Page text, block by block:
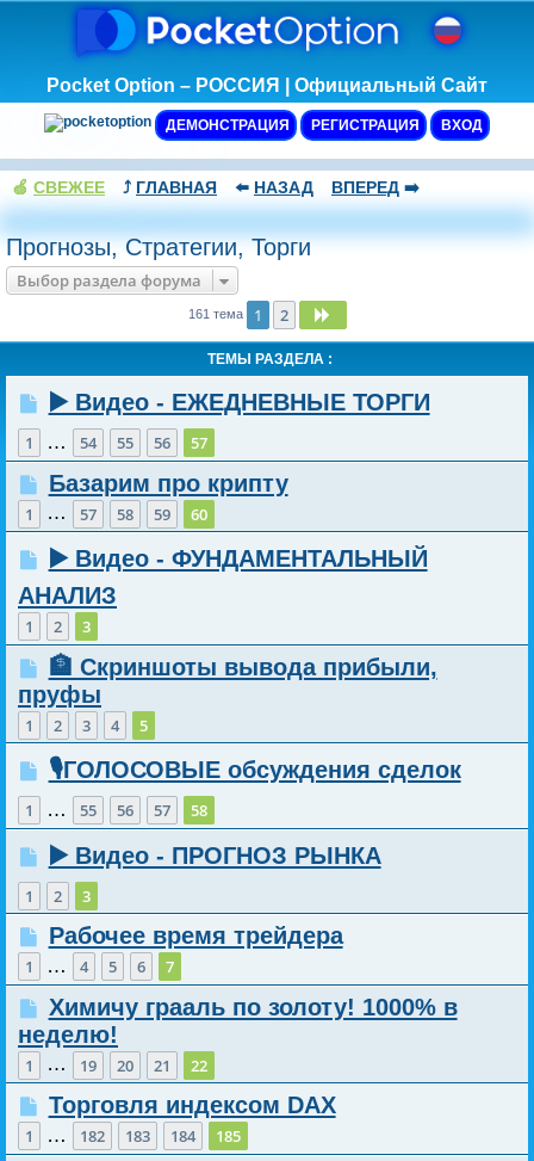
Pocket Option – РОССИЯ | Официальный Сайт
ДЕМОНСТРАЦИЯ РЕГИСТРАЦИЯ ВХОД
🍏 СВЕЖЕЕ ⤴️ ГЛАВНАЯ ⬅️ НАЗАД ВПЕРЕД ➡️
Прогнозы, Стратегии, Торги
Выбор раздела форума
161 тема 1 2
ТЕМЫ РАЗДЕЛА :
▶️ Видео - ЕЖЕДНЕВНЫЕ ТОРГИ
1 … 54 55 56 57
Базарим про крипту
1 … 57 58 59 60
▶️ Видео - ФУНДАМЕНТАЛЬНЫЙ
АНАЛИЗ
1 2 3
🏦 Скриншоты вывода прибыли,
пруфы
1 2 3 4 5
🎙️ГОЛОСОВЫЕ обсуждения сделок
1 … 55 56 57 58
▶️ Видео - ПРОГНОЗ РЫНКА
1 2 3
Рабочее время трейдера
1 … 4 5 6 7
Химичу грааль по золоту! 1000% в
неделю!
1 … 19 20 21 22
Торговля индексом DAX
1 … 182 183 184 185